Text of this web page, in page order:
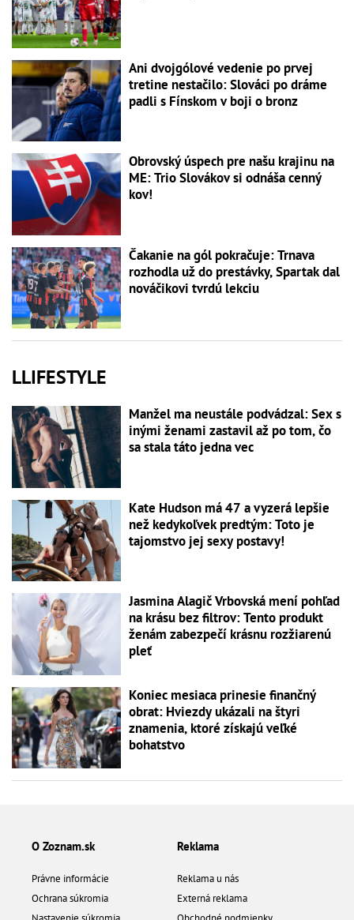
Ani dvojgólové vedenie po prvej
tretine nestačilo: Slováci po dráme
padli s Fínskom v boji o bronz
Obrovský úspech pre našu krajinu na
ME: Trio Slovákov si odnáša cenný
kov!
Čakanie na gól pokračuje: Trnava
rozhodla už do prestávky, Spartak dal
nováčikovi tvrdú lekciu
LLIFESTYLE
Manžel ma neustále podvádzal: Sex s
inými ženami zastavil až po tom, čo
sa stala táto jedna vec
Kate Hudson má 47 a vyzerá lepšie
než kedykoľvek predtým: Toto je
tajomstvo jej sexy postavy!
Jasmina Alagič Vrbovská mení pohľad
na krásu bez filtrov: Tento produkt
ženám zabezpečí krásnu rozžiarenú
pleť
Koniec mesiaca prinesie finančný
obrat: Hviezdy ukázali na štyri
znamenia, ktoré získajú veľké
bohatstvo
O Zoznam.sk
Právne informácie
Ochrana súkromia
Reklama
Reklama u nás
Externá reklama